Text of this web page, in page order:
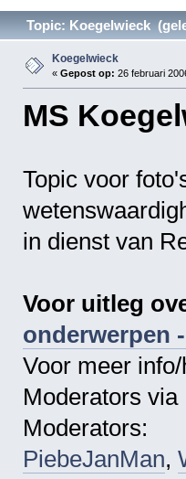
Topic: Koegelwieck
Koegelwieck
« Gepost op: 26 februari
MS
Topic voor
in dienst van
Voor uitleg
onderwerpen
Voor meer
Moderators
Moderators:
PiebeJanMan,